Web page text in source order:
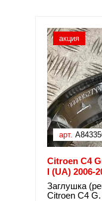
акция
арт.
Citroen C4
I (UA) 2006-
Заглушка
Citroen C4